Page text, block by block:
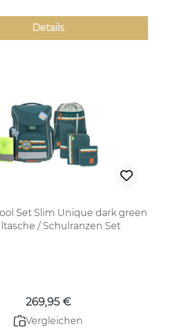
Details
Set Slim Unique dark green
/ Schulranzen Set
269,95 €
Vergleichen